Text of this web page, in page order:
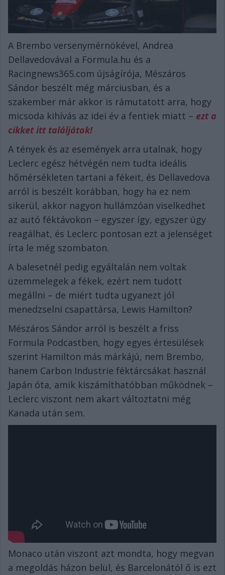
A Brembo versenymérnökével, Andrea
Dellavedovával a Formula.hu és a
Racingnews365.com újságírója, Mészáros
Sándor beszélt még márciusban, és a
szakember már akkor is rámutatott arra, hogy
micsoda kihívás az idei év a fentiek miatt – ezt a
cikket itt találjátok!
A tények és az események arra utalnak, hogy
Leclerc egész hétvégén nem tudta ideális
hőmérsékleten tartani a fékeit, és Dellavedova
arról is beszélt korábban, hogy ha ez nem
sikerül, akkor nagyon hullámzóan viselkedhet
az autó féktávokon – egyszer így, egyszer úgy
reagálhat, és Leclerc pontosan ezt a jelenséget
írta le még szombaton.
A balesetnél pedig egyáltalán nem voltak
üzemmelegek a fékek, ezért nem tudott
megállni – de miért tudta ugyanezt jól
menedzselni csapattársa, Lewis Hamilton?
Mészáros Sándor arról is beszélt a friss
Formula Podcastben, hogy egyes értesülések
szerint Hamilton más márkájú, nem Brembo,
hanem Carbon Industrie féktárcsákat használ
Japán óta, amik kiszámíthatóbban működnek –
Leclerc viszont nem akart változtatni még
Kanada után sem.
Monaco után viszont azt mondta, hogy megvan
a megoldás házon belül, és Barcelonától ő is ezt